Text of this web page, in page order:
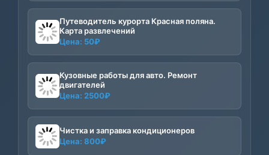
Путеводитель курорта Красная поляна.
Карта развлечений
Цена: 50₽
Кузовные работы для авто. Ремонт
двигателей
Цена: 2500₽
Чистка и заправка кондиционеров
Цена: 800₽